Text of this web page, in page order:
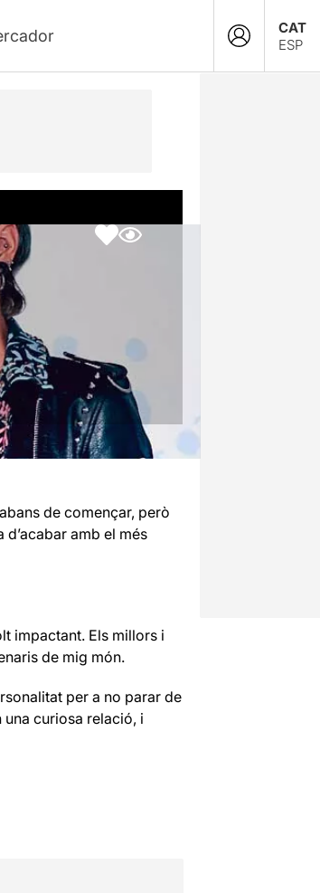
CAT
ESP
de començar, però
amb el més
impactant. Els millors i
de mig món.
per a no parar de
una curiosa relació, i